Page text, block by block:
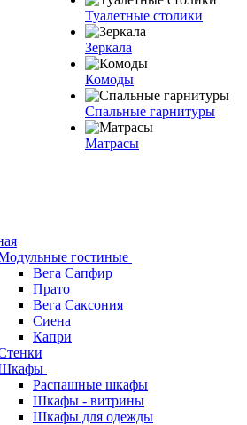
Туалетные столики
Зеркала
Комоды
Спальные гарнитуры
Матрасы
гостиные
Вега Сапфир
Прато
Вега Саксония
Сиена
Капри
Распашные шкафы
Шкафы - витрины
Шкафы для одежды